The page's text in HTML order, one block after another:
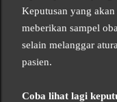
Keputusan yang
meberikan sampel
selain melanggar
pasien.
Coba lihat lagi